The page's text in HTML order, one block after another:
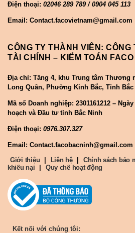
Điện thoại: 02046 289 789 / 0904 045 113
Email: Contact.facovietnam@gmail.com
CÔNG TY THÀNH VIÊN: CÔNG
TÀI CHÍNH – KIỂM TOÁN
Địa chỉ: Tầng 4, khu Trung tâm Thương
Long Quân, Phường Kinh Bắc, Tỉnh Bắc
Mã số Doanh nghiệp: 2301161212 –
hoạch và Đầu tư tỉnh Bắc Ninh
Điện thoại: 0976.307.327
Email: Contact.facobacninh@gmail.com
Giới thiệu
Liên hệ Chính sách bảo
khiếu nại
Quy chế hoạt động
Kết nối với chúng tôi: